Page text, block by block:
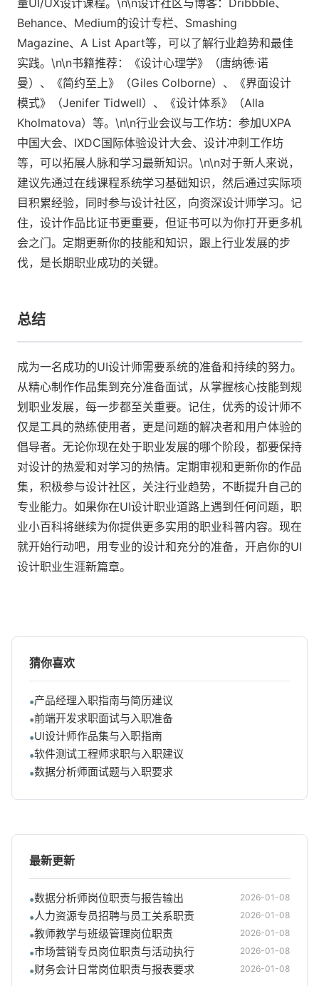
量UI/UX设计课程。\n\n设计社区与博客：Dribbble、
Behance、Medium的设计专栏、Smashing
Magazine、A List Apart等，可以了解行业趋势和最佳
实践。\n\n书籍推荐：《设计心理学》（唐纳德·诺
曼）、《简约至上》（Giles Colborne）、《界面设计
模式》（Jenifer Tidwell）、《设计体系》（Alla
Kholmatova）等。\n\n行业会议与工作坊：参加UXPA
中国大会、IXDC国际体验设计大会、设计冲刺工作坊
等，可以拓展人脉和学习最新知识。\n\n对于新人来说，
建议先通过在线课程系统学习基础知识，然后通过实际项
目积累经验，同时参与设计社区，向资深设计师学习。记
住，设计作品比证书更重要，但证书可以为你打开更多机
会之门。定期更新你的技能和知识，跟上行业发展的步
伐，是长期职业成功的关键。
总结
成为一名成功的UI设计师需要系统的准备和持续的努力。
从精心制作作品集到充分准备面试，从掌握核心技能到规
划职业发展，每一步都至关重要。记住，优秀的设计师不
仅是工具的熟练使用者，更是问题的解决者和用户体验的
倡导者。无论你现在处于职业发展的哪个阶段，都要保持
对设计的热爱和对学习的热情。定期审视和更新你的作品
集，积极参与设计社区，关注行业趋势，不断提升自己的
专业能力。如果你在UI设计职业道路上遇到任何问题，职
业小百科将继续为你提供更多实用的职业科普内容。现在
就开始行动吧，用专业的设计和充分的准备，开启你的UI
设计职业生涯新篇章。
猜你喜欢
产品经理入职指南与简历建议
前端开发求职面试与入职准备
UI设计师作品集与入职指南
软件测试工程师求职与入职建议
数据分析师面试题与入职要求
最新更新
数据分析师岗位职责与报告输出 2026-01-08
人力资源专员招聘与员工关系职责 2026-01-08
教师教学与班级管理岗位职责 2026-01-08
市场营销专员岗位职责与活动执行 2026-01-08
财务会计日常岗位职责与报表要求 2026-01-08